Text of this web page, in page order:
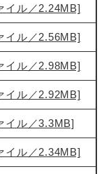
イル／2.24MB]
イル／2.56MB]
イル／2.98MB]
イル／2.92MB]
イル／3.3MB]
イル／2.34MB]